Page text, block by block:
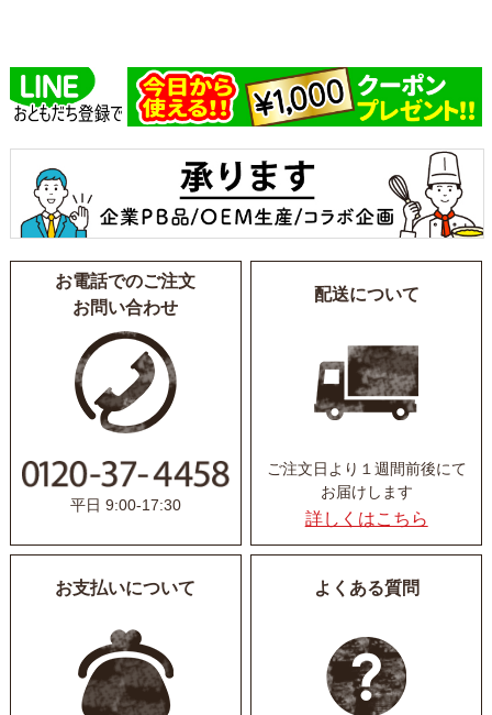
お電話でのご注文
お問い合わせ
平日 9:00-17:30
配送について
ご注文日より１週間前後にて
お届けします
詳しくはこちら
お支払いについて よくある質問